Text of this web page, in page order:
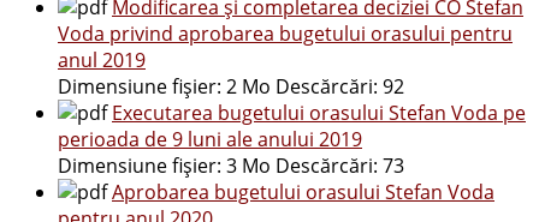
Modificarea și completarea deciziei CO Stefan
Voda privind aprobarea bugetului orasului pentru
anul 2019
Dimensiune fișier: 2 Mo Descărcări: 92
Executarea bugetului orasului Stefan Voda pe
perioada de 9 luni ale anului 2019
Dimensiune fișier: 3 Mo Descărcări: 73
Aprobarea bugetului orasului Stefan Voda